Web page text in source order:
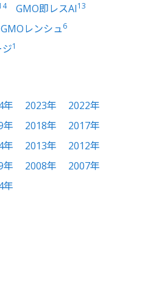
GMO即レスAI13
GMOレンシュ6
1
年 2023年
2022年
年 2018年
2017年
年 2013年
2012年
年 2008年
2007年
年